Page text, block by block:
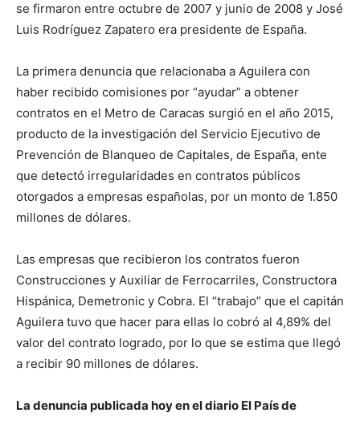
se firmaron entre octubre de 2007 y junio de 2008 y José
Luis Rodríguez Zapatero era presidente de España.
La primera denuncia que relacionaba a Aguilera con
haber recibido comisiones por “ayudar” a obtener
contratos en el Metro de Caracas surgió en el año 2015,
producto de la investigación del Servicio Ejecutivo de
Prevención de Blanqueo de Capitales, de España, ente
que detectó irregularidades en contratos públicos
otorgados a empresas españolas, por un monto de 1.850
millones de dólares.
Las empresas que recibieron los contratos fueron
Construcciones y Auxiliar de Ferrocarriles, Constructora
Hispánica, Demetronic y Cobra. El “trabajo” que el capitán
Aguilera tuvo que hacer para ellas lo cobró al 4,89% del
valor del contrato logrado, por lo que se estima que llegó
a recibir 90 millones de dólares.
La denuncia publicada hoy en el diario El País de